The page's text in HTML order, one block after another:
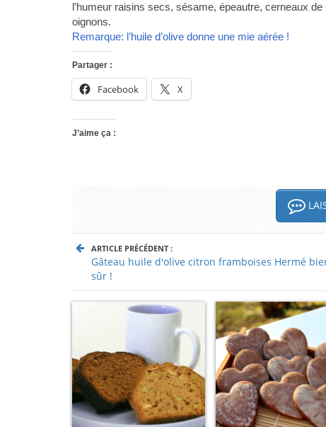
l’humeur raisins secs, sésame, épeautre, cerneaux
oignons.
Remarque: l’huile d’olive donne une mie aérée !
Partager :
Facebook X
J’aime ça :
ARTICLE PRÉCÉDENT :
Gâteau huile d'olive citron framboises Hermé
sûr !